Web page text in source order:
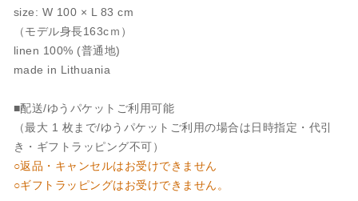
size: W 100 × L 83 cm
（モデル身長163cｍ）
linen 100% (普通地)
made in Lithuania
■配送/ゆうパケットご利用可能
（最大 1 枚まで/ゆうパケットご利用の場合は日時指定・代引
き・ギフトラッピング不可）
○返品・キャンセルはお受けできません
○ギフトラッピングはお受けできません。